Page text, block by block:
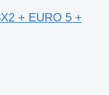
+ EURO 5 +